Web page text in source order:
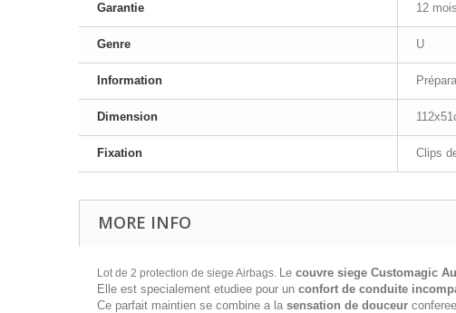
Garantie 12 mois
Genre U
Information
Dimension
Fixation Clips
MORE INFO
Lot de 2 protection de siege Airbags. Le couvre siege Customagic
Elle est specialement etudiee pour un confort de conduite
Ce parfait maintien se combine a la sensation de douceur